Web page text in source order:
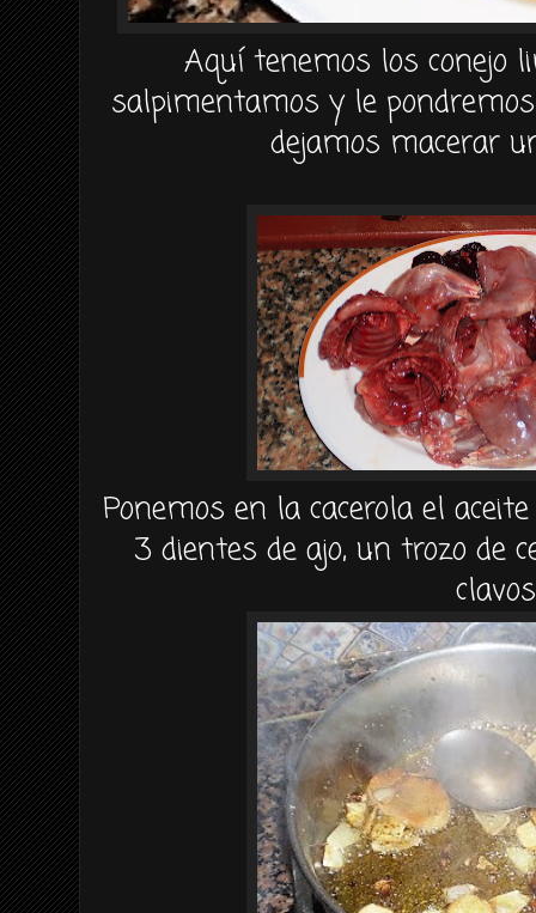
Aquí tenemos los conejo
salpimentamos y le
dejamos macerar
Ponemos en la cacerola el
3 dientes de ajo, un trozo de
clavos